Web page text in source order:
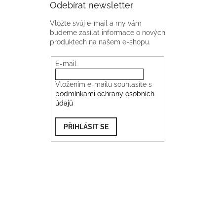
Odebírat newsletter
Vložte svůj e-mail a my vám
budeme zasílat informace o nových
produktech na našem e-shopu.
E-mail
Vložením e-mailu souhlasíte s
podmínkami ochrany osobních
údajů
PŘIHLÁSIT SE